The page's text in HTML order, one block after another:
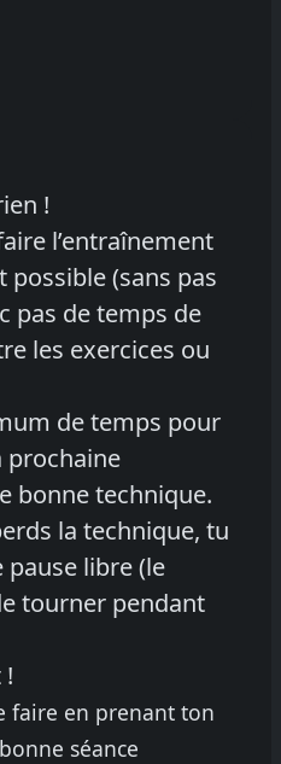
!
l’entraînement
(sans pas
pas de temps de
les exercices ou
de temps pour
prochaine
bonne technique.
la technique, tu
libre (le
tourner pendant
faire en prenant ton
séance